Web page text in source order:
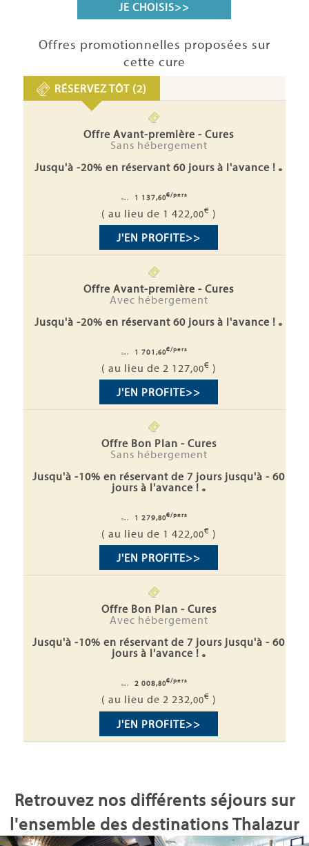
JE CHOISIS>>
Offres promotionnelles proposées sur
cette cure
RÉSERVEZ TÔT (2)
Offre Avant-première - Cures
Sans hébergement
Jusqu'à -20% en réservant 60 jours à l'avance !
Dès 1 137,60€/pers
( au lieu de 1 422,00€ )
J'EN PROFITE>>
Offre Avant-première - Cures
Avec hébergement
Jusqu'à -20% en réservant 60 jours à l'avance !
Dès 1 701,60€/pers
( au lieu de 2 127,00€ )
J'EN PROFITE>>
Offre Bon Plan - Cures
Sans hébergement
Jusqu'à -10% en réservant de 7 jours jusqu'à - 60
jours à l'avance !
Dès 1 279,80€/pers
( au lieu de 1 422,00€ )
J'EN PROFITE>>
Offre Bon Plan - Cures
Avec hébergement
Jusqu'à -10% en réservant de 7 jours jusqu'à - 60
jours à l'avance !
Dès 2 008,80€/pers
( au lieu de 2 232,00€ )
J'EN PROFITE>>
Retrouvez nos différents séjours sur
l'ensemble des destinations Thalazur